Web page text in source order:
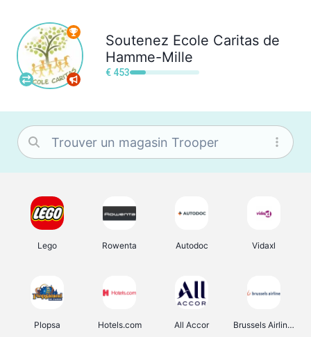
Soutenez Ecole Caritas de
Hamme-Mille
€ 453
Lego Rowenta Autodoc Vidaxl
Plopsa Hotels.com All Accor Brussels Airlines